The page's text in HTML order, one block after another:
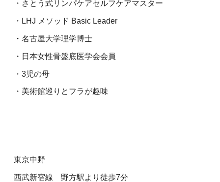
・さとう式リンパケアセルフケアマスター
・LHJ メソッド Basic Leader
・名古屋大学理学博士
・日本女性骨盤底医学会会員
・3児の母
・美術館巡りとフラが趣味
東京中野
西武新宿線 野方駅より徒歩7分